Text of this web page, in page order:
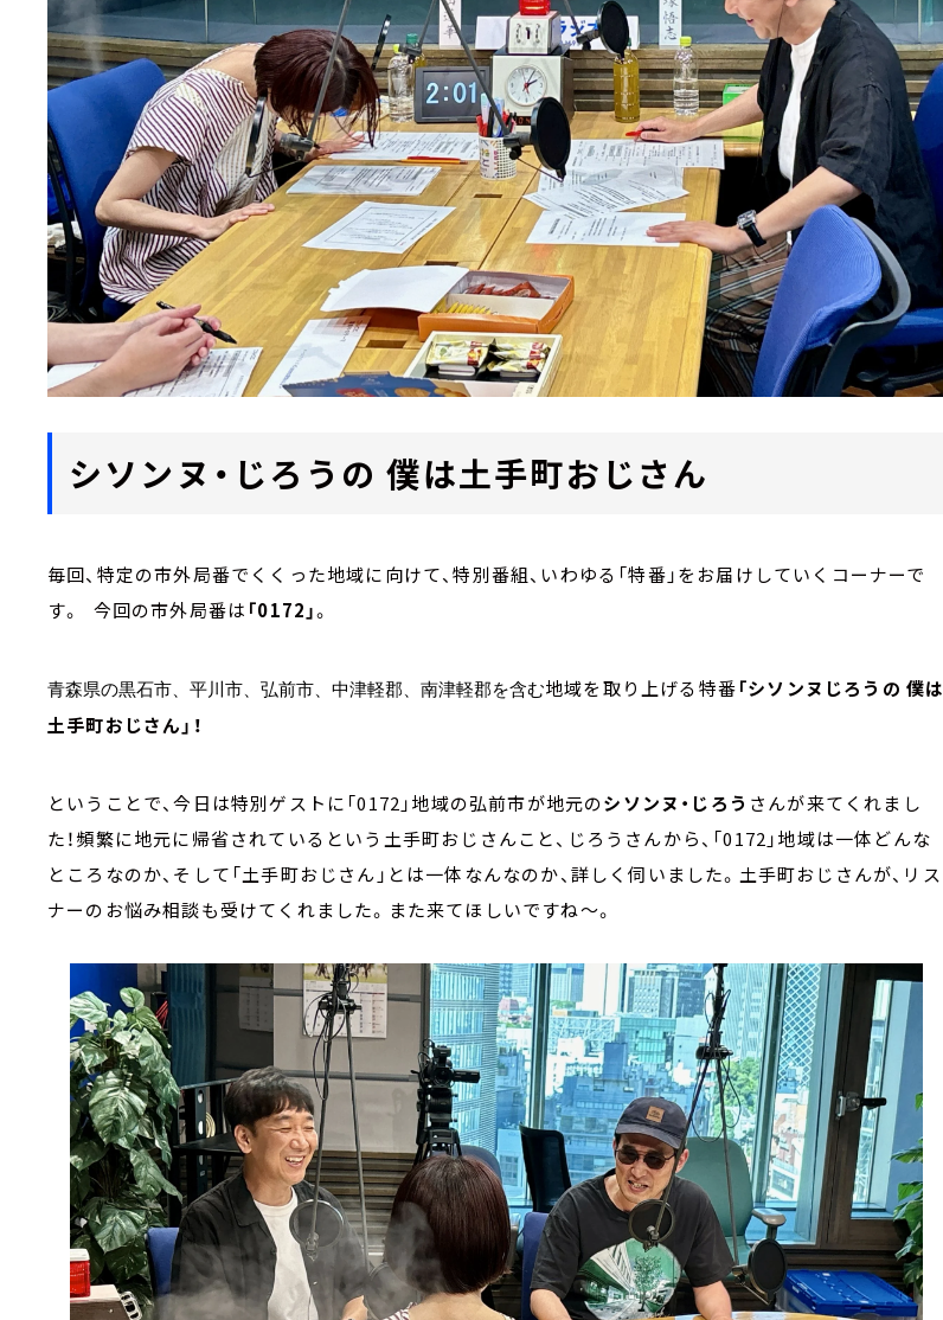
シソンヌ・じろうの 僕は土手町おじさん
毎回、特定の市外局番でくくった地域に向けて、特別番組、いわゆる「特番」をお届けしていくコーナーで
す。 今回の市外局番は 「0172」。
青森県の黒石市、平川市、弘前市、中津軽郡、南津軽郡を含む地域を取り上げる特番「シソンヌじろうの 僕は
土手町おじさん」！
ということで、今日は特別ゲストに「0172」地域の弘前市が地元のシソンヌ・じろう さんが来てくれまし
た！頻繁に地元に帰省されているという土手町おじさんこと、じろうさんから、「0172」地域は一体どんな
ところなのか、そして「土手町おじさん」とは一体なんなのか、詳しく伺いました。土手町おじさんが、リス
ナーのお悩み相談も受けてくれました。また来てほしいですね～。